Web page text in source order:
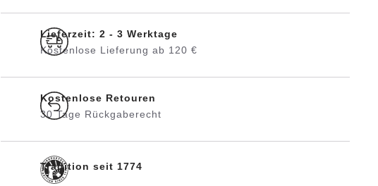
Lieferzeit: 2 - 3 Werktage
Kostenlose Lieferung ab 120 €
Kostenlose Retouren
30 Tage Rückgaberecht
Tradition seit 1774